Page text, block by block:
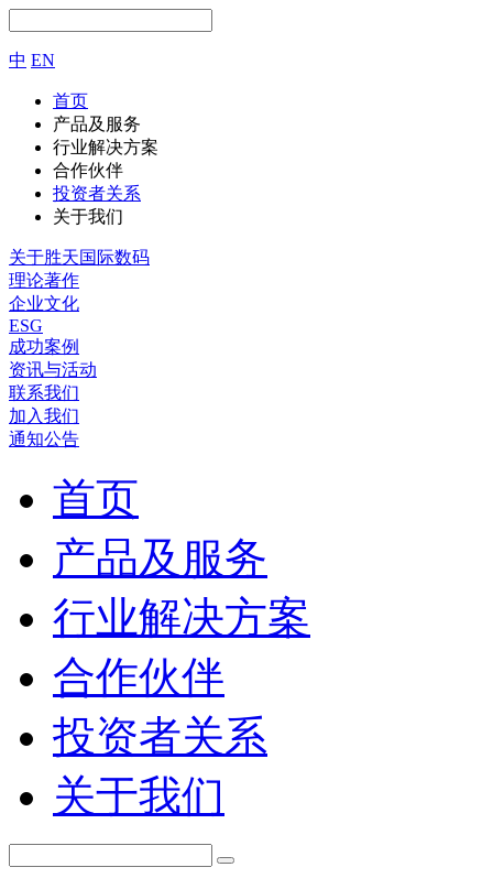
中 EN
首页
产品及服务
行业解决方案
合作伙伴
投资者关系
关于我们
关于胜天国际数码
理论著作
企业文化
ESG
成功案例
资讯与活动
联系我们
加入我们
通知公告
首页
产品及服务
行业解决方案
合作伙伴
投资者关系
关于我们